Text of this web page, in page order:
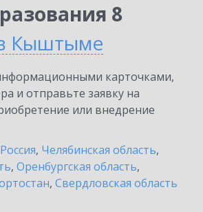
8
Кыштыме
карточками,
и отправьте заявку на
или внедрение
Россия, Челябинская область,
, Оренбургская область,
, Свердловская область